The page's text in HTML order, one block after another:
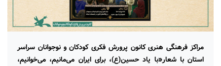
مراکز فرهنگی هنری کانون پرورش فکری کودکان و نوجوانان سراسر
استان با شعار«با یاد حسین(ع)، برای ایران می‌مانیم، می‌خوانیم،